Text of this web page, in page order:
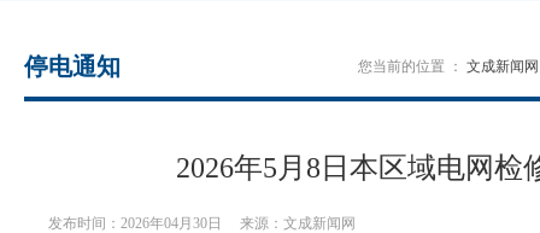
您当前的位置 ： 文成新闻网
停电通知
2026年5月8日本区域电网检
发布时间：2026年04月30日 来源：文成新闻网